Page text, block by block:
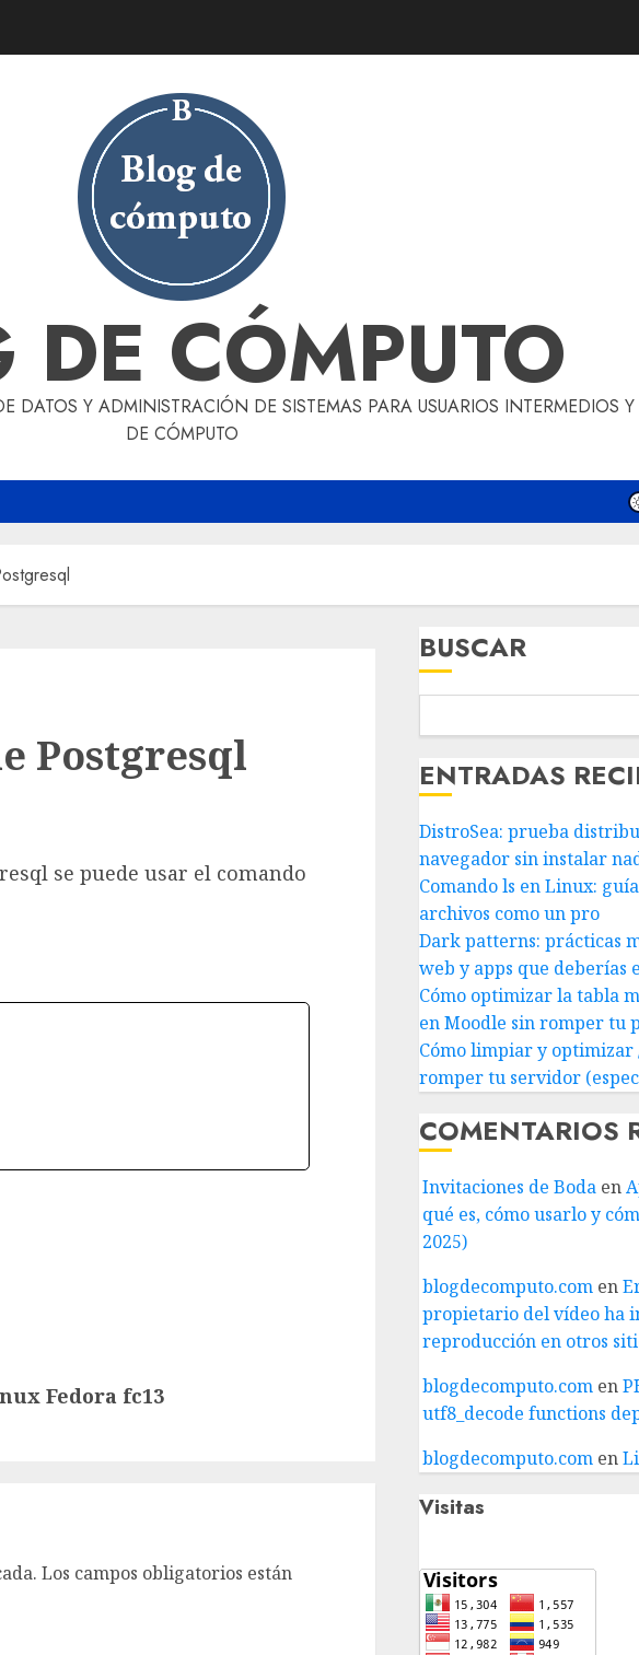
DE CÓMPUTO
DATOS Y ADMINISTRACIÓN DE SISTEMAS PARA USUARIOS INTERMEDIOS
DE CÓMPUTO
Postgresql
se puede usar el comando
Fedora fc13
Los campos obligatorios están
BUSCAR
ENTRADAS
DistroSea: prueba
navegador sin instalar
Comando ls en Linux:
archivos como un pro
Dark patterns: prácticas
web y apps que deberías
Cómo optimizar la tabla
en Moodle sin romper tu
Cómo limpiar y
romper tu servidor
COMENTARIOS
Invitaciones de Bodaen
qué es, cómo usarlo y
2025)
blogdecomputo.comen
propietario del vídeo ha
reproducción en otros
blogdecomputo.comen
utf8_decode functions
blogdecomputo.comen
Visitas